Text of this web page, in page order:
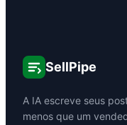
SellPipe
A IA escreve seus
menos que um